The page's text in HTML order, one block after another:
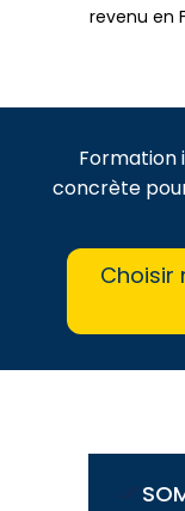
revenu en
Formation
concrète
Choisir